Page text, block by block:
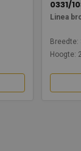
0331/
Linea
Breedte:
Hoogte: